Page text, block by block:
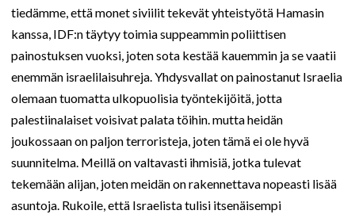
tiedämme, että monet siviilit tekevät yhteistyötä Hamasin
kanssa, IDF:n täytyy toimia suppeammin poliittisen
painostuksen vuoksi, joten sota kestää kauemmin ja se vaatii
enemmän israelilaisuhreja. Yhdysvallat on painostanut Israelia
olemaan tuomatta ulkopuolisia työntekijöitä, jotta
palestiinalaiset voisivat palata töihin. mutta heidän
joukossaan on paljon terroristeja, joten tämä ei ole hyvä
suunnitelma. Meillä on valtavasti ihmisiä, jotka tulevat
tekemään alijan, joten meidän on rakennettava nopeasti lisää
asuntoja. Rukoile, että Israelista tulisi itsenäisempi